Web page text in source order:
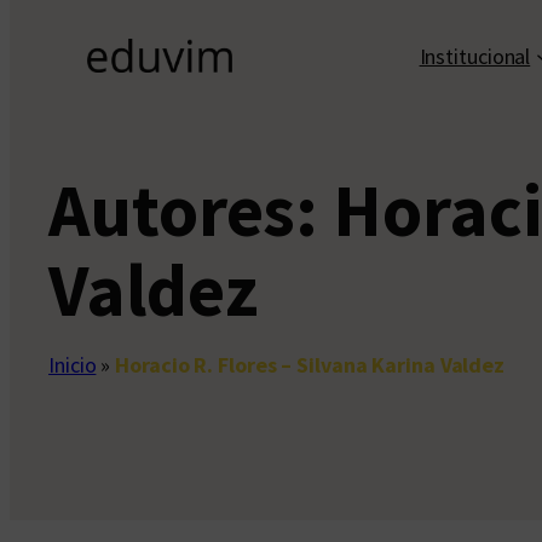
Institucional
Autores:
Valdez
Inicio » Horacio R. Flores – Silvana Karina Valdez